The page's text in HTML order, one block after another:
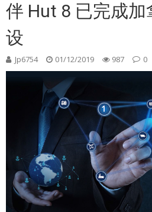
伴 Hut 8 已完成加
设
Jp6754 01/12/2019 987 0